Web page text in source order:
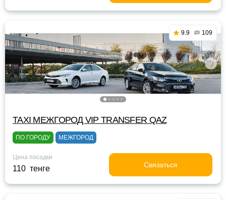
9.9 109
TAXI МЕЖГОРОД VIP TRANSFER QАZ
ПО ГОРОДУ МЕЖГОРОД
Цена посадки
110 тенге Связаться